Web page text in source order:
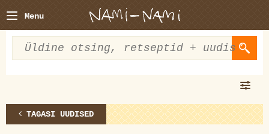
Menu
TAGASI UUDISED